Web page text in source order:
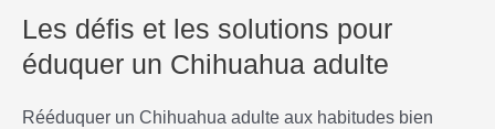
Les défis et les solutions pour
éduquer un Chihuahua adulte
Rééduquer un Chihuahua adulte aux habitudes bien